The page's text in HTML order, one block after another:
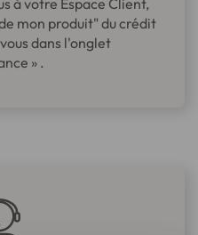
à votre Espace Client,
mon produit" du crédit
dans l'onglet
» .